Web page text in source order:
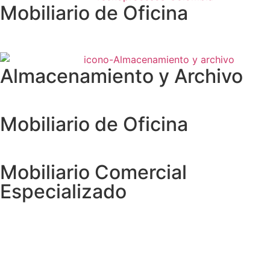
Mobiliario de Oficina
Almacenamiento y Archivo
Mobiliario de Oficina
Mobiliario Comercial
Especializado